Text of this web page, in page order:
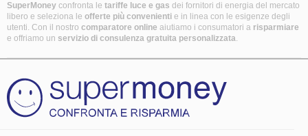
SuperMoney confronta le tariffe luce e gas dei fornitori di energia del mercato
libero e seleziona le offerte più convenienti e in linea con le esigenze degli
utenti. Con il nostro comparatore online aiutiamo i consumatori a risparmiare
e offriamo un servizio di consulenza gratuita personalizzata.